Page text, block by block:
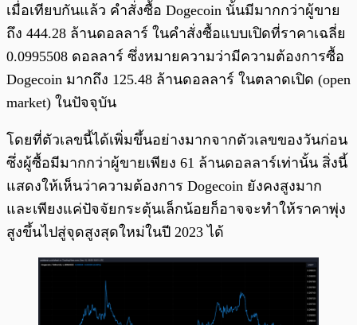
เมื่อเทียบกันแล้ว คำสั่งซื้อ Dogecoin นั้นมีมากกว่าผู้ขาย
ถึง 444.28 ล้านดอลลาร์ ในคำสั่งซื้อแบบเปิดที่ราคาเฉลี่ย
0.0995508 ดอลลาร์ ซึ่งหมายความว่ามีความต้องการซื้อ
Dogecoin มากถึง 125.48 ล้านดอลลาร์ ในตลาดเปิด (open
market) ในปัจจุบัน
โดยที่ตัวเลขนี้ได้เพิ่มขึ้นอย่างมากจากตัวเลขของวันก่อน
ซึ่งผู้ซื้อมีมากกว่าผู้ขายเพียง 61 ล้านดอลลาร์เท่านั้น สิ่งนี้
แสดงให้เห็นว่าความต้องการ Dogecoin ยังคงสูงมาก
และเพียงแค่ปัจจัยกระตุ้นเล็กน้อยก็อาจจะทำให้ราคาพุ่ง
สูงขึ้นไปสู่จุดสูงสุดใหม่ในปี 2023 ได้